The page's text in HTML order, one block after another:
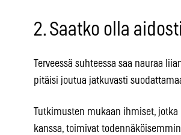
2. Saatko olla
Terveessä suhteessa saa nauraa
pitäisi joutua jatkuvasti
Tutkimusten mukaan ihmiset,
kanssa, toimivat